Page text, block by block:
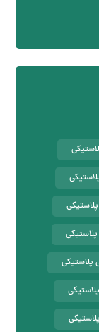
پلاستیکی